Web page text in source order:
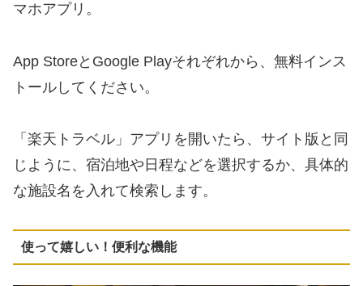
マホアプリ。
App StoreとGoogle Playそれぞれから、無料インス
トールしてください。
「楽天トラベル」アプリを開いたら、サイト版と同
じように、宿泊地や日程などを選択するか、具体的
な施設名を入れて検索します。
使って嬉しい！便利な機能